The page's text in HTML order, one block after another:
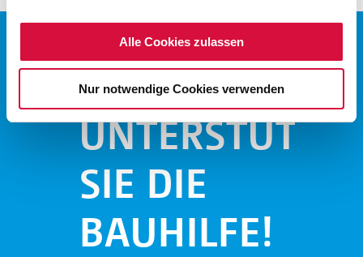
Alle Cookies zulassen
Nur notwendige Cookies verwenden
SIE DIE
BAUHILFE!